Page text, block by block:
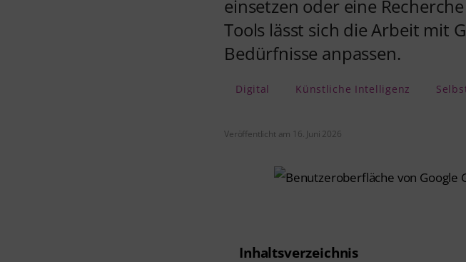
einsetzen oder eine
Tools lässt sich die Arbeit mit
Bedürfnisse anpassen.
Digital Künstliche Intelligenz
Veröffentlicht am 16. Juni 2026
Inhaltsverzeichnis